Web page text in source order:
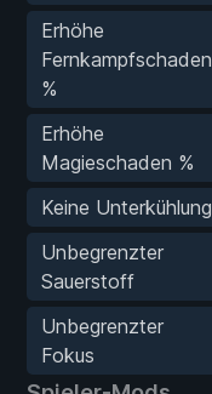
Erhöhe
Fernkampfschaden
%
Erhöhe
Magieschaden %
Keine Unterkühlung
Unbegrenzter
Sauerstoff
Unbegrenzter
Fokus